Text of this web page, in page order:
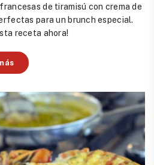
de tiramisú con crema de
para un brunch especial.
receta ahora!